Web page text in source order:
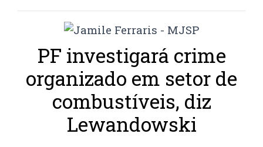
PF investigará crime
organizado em setor de
combustíveis, diz
Lewandowski